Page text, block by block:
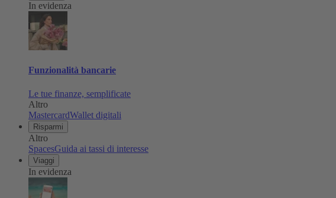
In evidenza
Funzionalità bancarie
Le tue finanze, semplificate
Altro
MastercardWallet digitali
Risparmi
Altro
SpacesGuida ai tassi di interesse
Viaggi
In evidenza